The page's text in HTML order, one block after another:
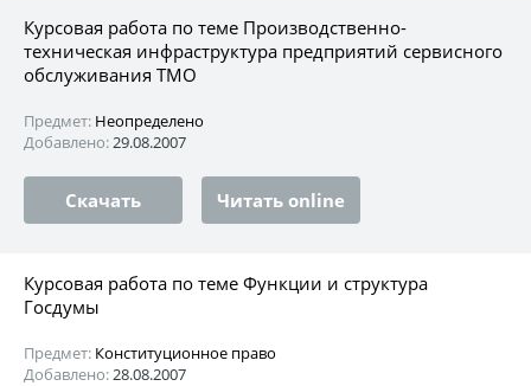
Курсовая работа по теме Производственно-
техническая инфраструктура предприятий сервисного
обслуживания ТМО
Предмет: Неопределено
Добавлено:29.08.2007
Скачать Читать online
Курсовая работа по теме Функции и структура
Госдумы
Предмет: Конституционное право
Добавлено:28.08.2007